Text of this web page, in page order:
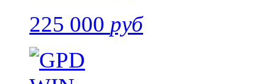
225 000 руб